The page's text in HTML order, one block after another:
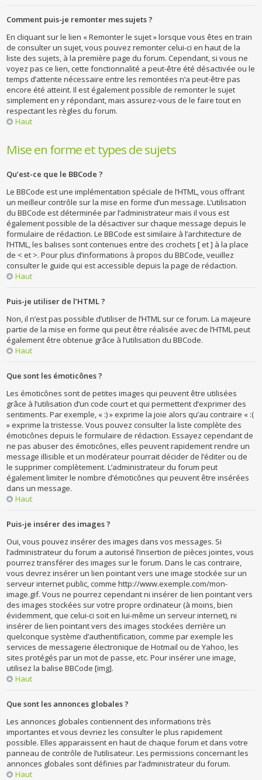
Comment puis-je remonter mes sujets ?
En cliquant sur le lien « Remonter le sujet » lorsque vous êtes en train
de consulter un sujet, vous pouvez remonter celui-ci en haut de la
liste des sujets, à la première page du forum. Cependant, si vous ne
voyez pas ce lien, cette fonctionnalité a peut-être été désactivée ou le
temps d’attente nécessaire entre les remontées n’a peut-être pas
encore été atteint. Il est également possible de remonter le sujet
simplement en y répondant, mais assurez-vous de le faire tout en
respectant les règles du forum.
Haut
Mise en forme et types de sujets
Qu’est-ce que le BBCode ?
Le BBCode est une implémentation spéciale de l’HTML, vous offrant
un meilleur contrôle sur la mise en forme d’un message. L’utilisation
du BBCode est déterminée par l’administrateur mais il vous est
également possible de la désactiver sur chaque message depuis le
formulaire de rédaction. Le BBCode est similaire à l’architecture de
l’HTML, les balises sont contenues entre des crochets [ et ] à la place
de < et >. Pour plus d’informations à propos du BBCode, veuillez
consulter le guide qui est accessible depuis la page de rédaction.
Haut
Puis-je utiliser de l’HTML ?
Non, il n’est pas possible d’utiliser de l’HTML sur ce forum. La majeure
partie de la mise en forme qui peut être réalisée avec de l’HTML peut
également être obtenue grâce à l’utilisation du BBCode.
Haut
Que sont les émoticônes ?
Les émoticônes sont de petites images qui peuvent être utilisées
grâce à l’utilisation d’un code court et qui permettent d’exprimer des
sentiments. Par exemple, « :) » exprime la joie alors qu’au contraire « :(
» exprime la tristesse. Vous pouvez consulter la liste complète des
émoticônes depuis le formulaire de rédaction. Essayez cependant de
ne pas abuser des émoticônes, elles peuvent rapidement rendre un
message illisible et un modérateur pourrait décider de l’éditer ou de
le supprimer complètement. L’administrateur du forum peut
également limiter le nombre d’émoticônes qui peuvent être insérées
dans un message.
Haut
Puis-je insérer des images ?
Oui, vous pouvez insérer des images dans vos messages. Si
l’administrateur du forum a autorisé l’insertion de pièces jointes, vous
pourrez transférer des images sur le forum. Dans le cas contraire,
vous devrez insérer un lien pointant vers une image stockée sur un
serveur internet public, comme http://www.exemple.com/mon-
image.gif. Vous ne pourrez cependant ni insérer de lien pointant vers
des images stockées sur votre propre ordinateur (à moins, bien
évidemment, que celui-ci soit en lui-même un serveur internet), ni
insérer de lien pointant vers des images stockées derrière un
quelconque système d’authentification, comme par exemple les
services de messagerie électronique de Hotmail ou de Yahoo, les
sites protégés par un mot de passe, etc. Pour insérer une image,
utilisez la balise BBCode [img].
Haut
Que sont les annonces globales ?
Les annonces globales contiennent des informations très
importantes et vous devriez les consulter le plus rapidement
possible. Elles apparaissent en haut de chaque forum et dans votre
panneau de contrôle de l’utilisateur. Les permissions concernant les
annonces globales sont définies par l’administrateur du forum.
Haut